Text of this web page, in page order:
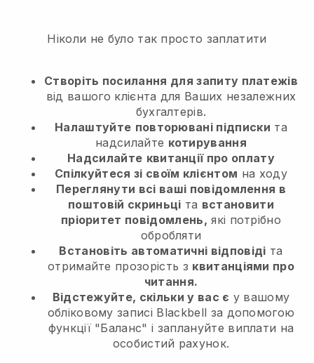
Ніколи не було так просто заплатити
Створіть посилання для запиту платежів
від вашого клієнта для Ваших незалежних
бухгалтерів.
Налаштуйте повторювані підписки та
надсилайте котирування
Надсилайте квитанції про оплату
Спілкуйтеся зі своїм клієнтом на ходу
Переглянути всі ваші повідомлення в
поштовій скриньці та встановити
пріоритет повідомлень, які потрібно
обробляти
Встановіть автоматичні відповіді та
отримайте прозорість з квитанціями про
читання.
Відстежуйте, скільки у вас є у вашому
обліковому записі Blackbell за допомогою
функції "Баланс" і заплануйте виплати на
особистий рахунок.